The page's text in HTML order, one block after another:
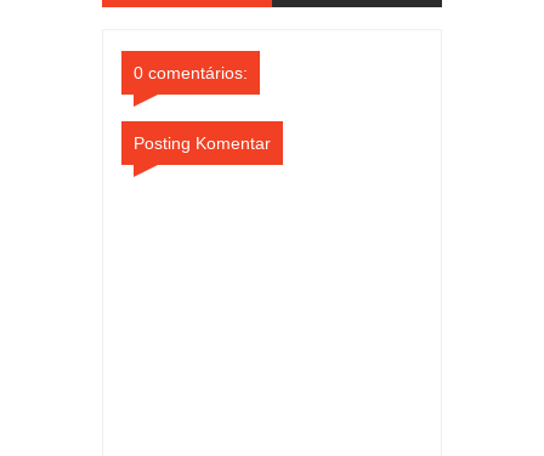
0 comentários:
Posting Komentar